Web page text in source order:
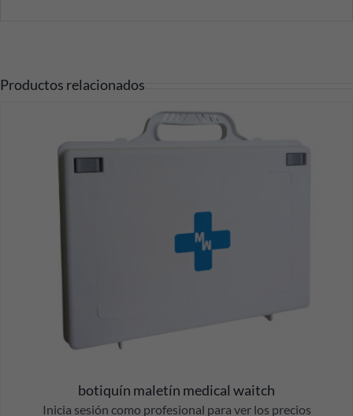
Productos relacionados
botiquín maletín medical waitch
Inicia sesión como profesional para ver los precios